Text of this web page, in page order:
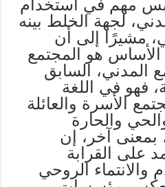
مهم في استخدام
لجهة الخلط بينه
مشيرًا إلى أن
الأساس هو المجتمع
المدني، السابق
فهو في اللغة
الأسرة والعائلة
والحارة
بمعنى آخر، إن
على القرابة
والانتماء الروحي